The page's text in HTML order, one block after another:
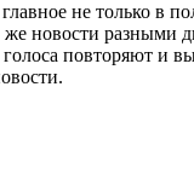
не только в
новости разными
повторяют и